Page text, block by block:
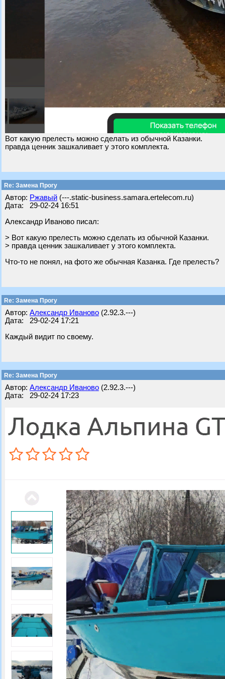
Вот какую прелесть можно сделать из обычной Казанки.
правда ценник зашкаливает у этого комплекта.
Re: Замена Прогу
Автор: Ржавый (---.static-business.samara.ertelecom.ru)
Дата: 29-02-24 16:51
Александр Иваново писал:
> Вот какую прелесть можно сделать из обычной Казанки.
> правда ценник зашкаливает у этого комплекта.
Что-то не понял, на фото же обычная Казанка. Где прелесть?
Re: Замена Прогу
Автор: Александр Иваново (2.92.3.---)
Дата: 29-02-24 17:21
Каждый видит по своему.
Re: Замена Прогу
Автор: Александр Иваново (2.92.3.---)
Дата: 29-02-24 17:23